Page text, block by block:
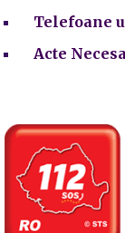
Telefoane
Acte